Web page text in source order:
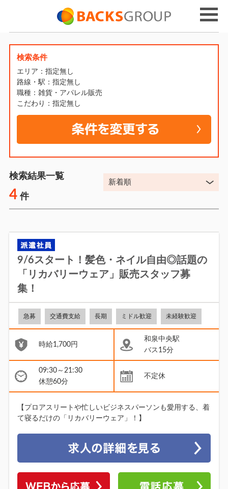
検索条件
エリア：指定無し
路線・駅：指定無し
職種：雑貨・アパレル販売
こだわり：指定無し
検索結果一覧
4 件
9/6スタート！髪色・ネイル自由◎話題の
「リカバリーウェア」販売スタッフ募
集！
急募 交通費支給 長期 ミドル歓迎 未経験歓迎
時給1,700円
和泉中央駅
バス15分
09:30～21:30
休憩60分
不定休
【プロアスリートや忙しいビジネスパーソンも愛用する、着
て寝るだけの「リカバリーウェア」！】